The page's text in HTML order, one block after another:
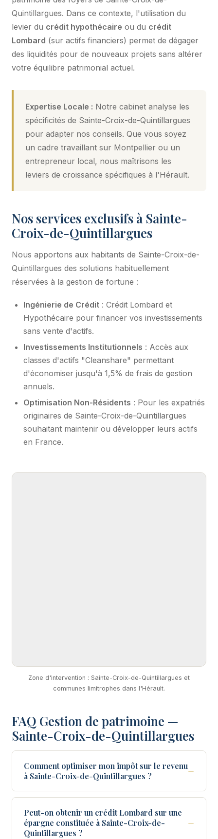
Quintillargues. Dans ce contexte, l'utilisation du
levier du crédit hypothécaire ou du crédit
Lombard (sur actifs financiers) permet de dégager
des liquidités pour de nouveaux projets sans altérer
votre équilibre patrimonial actuel.
Expertise Locale : Notre cabinet analyse les
spécificités de Sainte-Croix-de-Quintillargues
pour adapter nos conseils. Que vous soyez
un cadre travaillant sur Montpellier ou un
entrepreneur local, nous maîtrisons les
leviers de croissance spécifiques à l'Hérault.
Nos services exclusifs à Sainte-
Croix-de-Quintillargues
Nous apportons aux habitants de Sainte-Croix-de-
Quintillargues des solutions habituellement
réservées à la gestion de fortune :
Ingénierie de Crédit : Crédit Lombard et
Hypothécaire pour financer vos investissements
sans vente d'actifs.
Investissements Institutionnels : Accès aux
classes d'actifs "Cleanshare" permettant
d'économiser jusqu'à 1,5% de frais de gestion
annuels.
Optimisation Non-Résidents : Pour les expatriés
originaires de Sainte-Croix-de-Quintillargues
souhaitant maintenir ou développer leurs actifs
en France.
Zone d'intervention : Sainte-Croix-de-Quintillargues et
communes limitrophes dans l'Hérault.
FAQ Gestion de patrimoine —
Sainte-Croix-de-Quintillargues
Comment optimiser mon impôt sur le revenu
à Sainte-Croix-de-Quintillargues ?
+
Peut-on obtenir un crédit Lombard sur une
épargne constituée à Sainte-Croix-de-
Quintillargues ?
+